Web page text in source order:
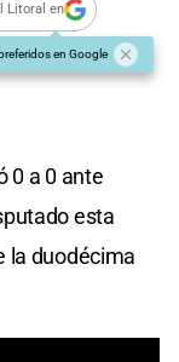
Litoral en
en Google
0 a 0 ante
esta
la duodécima